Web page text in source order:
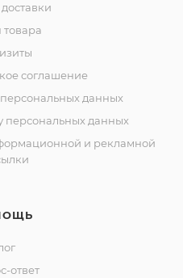
соглашение
данных
персональных данных
и рекламной
ответ